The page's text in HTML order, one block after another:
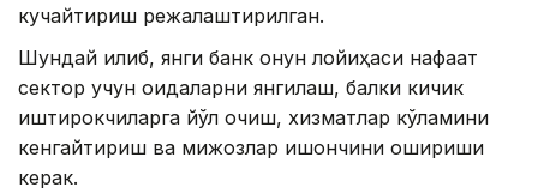
кучайтириш режалаштирилган.
Шундай қилиб, янги банк қонун лойиҳаси нафақат
сектор учун қоидаларни янгилаш, балки кичик
иштирокчиларга йўл очиш, хизматлар кўламини
кенгайтириш ва мижозлар ишончини ошириши
керак.